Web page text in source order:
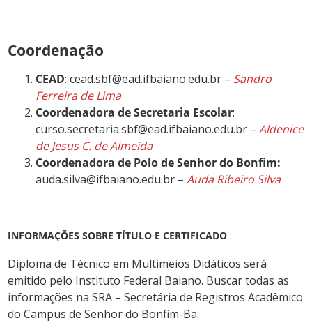
Coordenação
CEAD: cead.sbf@ead.ifbaiano.edu.br – Sandro
Ferreira de Lima
Coordenadora de Secretaria Escolar:
curso.secretaria.sbf@ead.ifbaiano.edu.br –Aldenice
de Jesus C. de Almeida
Coordenadora de Polo de Senhor do Bonfim:
auda.silva@ifbaiano.edu.br –Auda Ribeiro Silva
INFORMAÇÕES SOBRE TÍTULO E CERTIFICADO
Diploma de Técnico em Multimeios Didáticos será
emitido pelo Instituto Federal Baiano. Buscar todas as
informações na SRA – Secretária de Registros Acadêmico
do Campus de Senhor do Bonfim-Ba.